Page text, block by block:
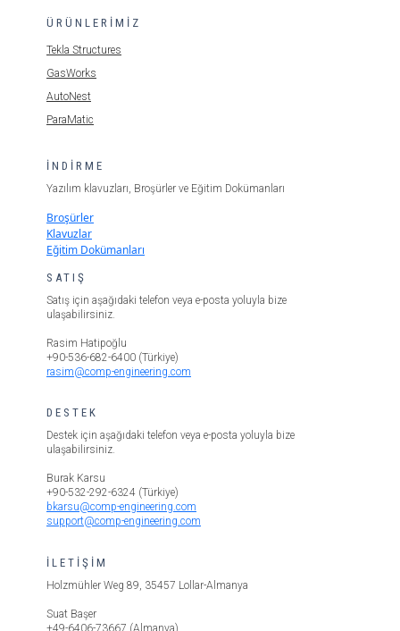
ÜRÜNLERİMİZ
Tekla Structures
GasWorks
AutoNest
ParaMatic
İNDİRME
Yazılım klavuzları, Broşürler ve Eğitim Dokümanları
Broşürler
Klavuzlar
Eğitim Dokümanları
SATIŞ
Satış için aşağıdaki telefon veya e-posta yoluyla bize
ulaşabilirsiniz.
Rasim Hatipoğlu
+90-536-682-6400 (Türkiye)
rasim@comp-engineering.com
DESTEK
Destek için aşağıdaki telefon veya e-posta yoluyla bize
ulaşabilirsiniz.
Burak Karsu
+90-532-292-6324 (Türkiye)
bkarsu@comp-engineering.com
support@comp-engineering.com
İLETİŞİM
Holzmühler Weg 89, 35457 Lollar-Almanya
Suat Başer
+49-6406-73667 (Almanya)